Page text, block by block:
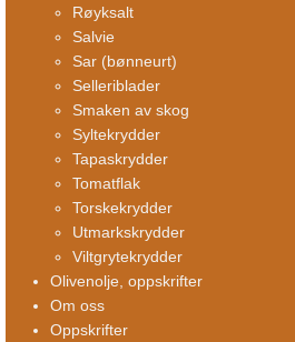
Røyksalt
Salvie
Sar (bønneurt)
Selleriblader
Smaken av skog
Syltekrydder
Tapaskrydder
Tomatflak
Torskekrydder
Utmarkskrydder
Viltgrytekrydder
Olivenolje, oppskrifter
Om oss
Oppskrifter